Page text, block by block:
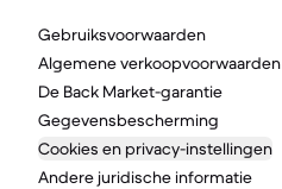
Gebruiksvoorwaarden
Algemene verkoopvoorwaarden
De Back Market-garantie
Gegevensbescherming
Cookies en privacy-instellingen
Andere juridische informatie